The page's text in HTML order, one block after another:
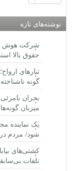
نوشته‌های تازه
شرکت هوش
حقوق بالا
تبارهای
گونه
بحران
میزبان
یک نماینده
شود/ مردم
کشتی‌های
تلفات